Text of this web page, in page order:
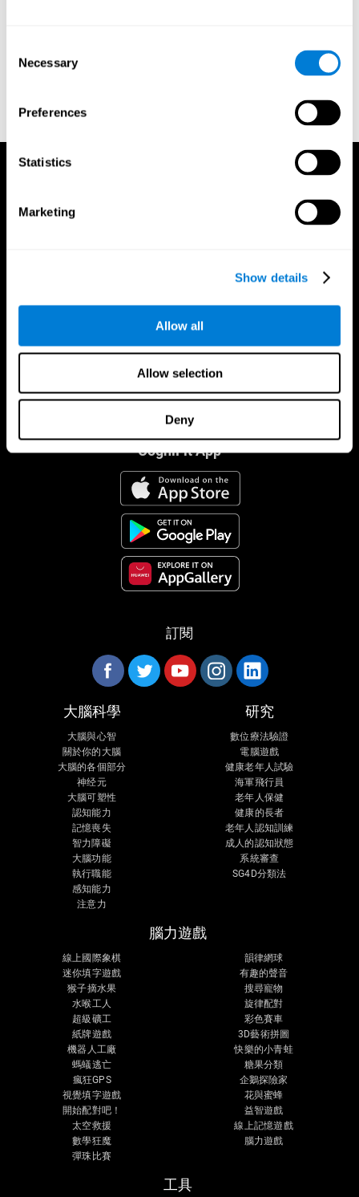
Selection
Necessary
Preferences
Statistics
Marketing
Show details
Allow all
Allow selection
Deny
Zaslavsky O, Reeder B. - Telemedicine Journal and E-health Date
and Volume: 2011 Dec;17(10):794-800. Epub 2011 Oct 19.
Carper, J. (2001). Maximum Performance: Proper food can
improve brain performance
CogniFit App
訂閱
大腦科學
大腦與心智
關於你的大腦
大腦的各個部分
神经元
大腦可塑性
認知能力
記憶喪失
智力障礙
大腦功能
執行職能
感知能力
注意力
研究
數位療法驗證
電腦遊戲
健康老年人試驗
海軍飛行員
老年人保健
健康的長者
老年人認知訓練
成人的認知狀態
系統審查
SG4D分類法
腦力遊戲
線上國際象棋
迷你填字遊戲
猴子摘水果
水喉工人
超級礦工
紙牌遊戲
機器人工廠
螞蟻逃亡
瘋狂GPS
視覺填字遊戲
開始配對吧！
太空救援
數學狂魔
彈珠比賽
韻律網球
有趣的聲音
搜尋寵物
旋律配對
彩色賽車
3D藝術拼圖
快樂的小青蛙
糖果分類
企鵝探險家
花與蜜蜂
益智遊戲
線上記憶遊戲
腦力遊戲
工具